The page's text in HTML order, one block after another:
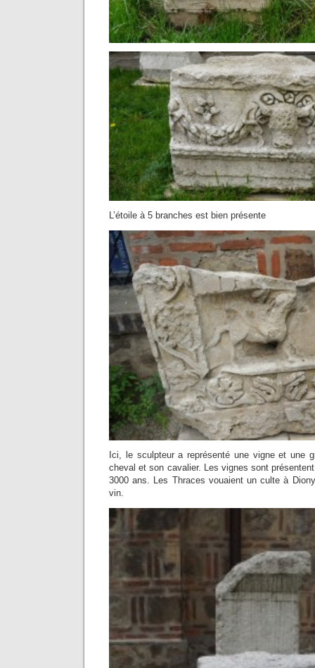
L’étoile à 5 branches est bien présente
Ici, le sculpteur a représenté une vigne et une
cheval et son cavalier. Les vignes sont
3000 ans. Les Thraces vouaient un culte à
vin.